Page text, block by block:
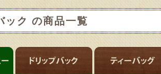
ック の商品一覧